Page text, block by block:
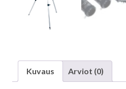
Kuvaus Arviot (0)